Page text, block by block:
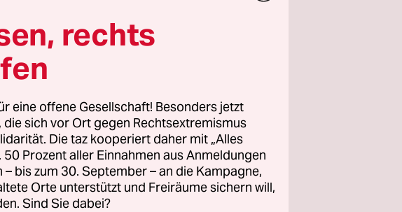
muss her,
wer sich dafür
Klimaschutz sei
und
rechts
eine offene Gesellschaft! Besonders jetzt
die sich vor Ort gegen Rechtsextremismus
Die taz kooperiert daher mit „Alles
Prozent aller Einnahmen aus Anmeldungen
– bis zum 30. September – an die Kampagne,
Orte unterstützt und Freiräume sichern will,
Sind Sie dabei?